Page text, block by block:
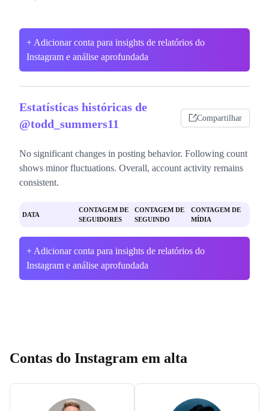
+ Adicionar conta para insights de relatórios do
Instagram e análise aprofundada
Estatísticas históricas de
@todd_summers11
Compartilhar
No significant changes in posting behavior. Following count
shows minor fluctuations. Overall, account activity remains
consistent.
DATA
CONTAGEM DE
SEGUIDORES
CONTAGEM DE
SEGUINDO
CONTAGEM DE
MÍDIA
+ Adicionar conta para insights de relatórios do
Instagram e análise aprofundada
Contas do Instagram em alta